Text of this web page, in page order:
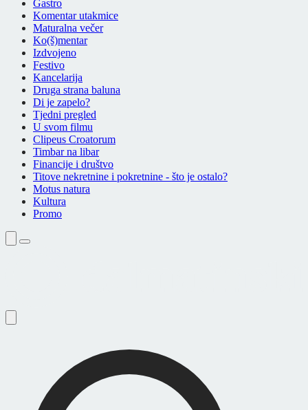
Gastro
Komentar utakmice
Maturalna večer
Ko(š)mentar
Izdvojeno
Festivo
Kancelarija
Druga strana baluna
Di je zapelo?
Tjedni pregled
U svom filmu
Clipeus Croatorum
Timbar na libar
Financije i društvo
Titove nekretnine i pokretnine - što je ostalo?
Motus natura
Kultura
Promo